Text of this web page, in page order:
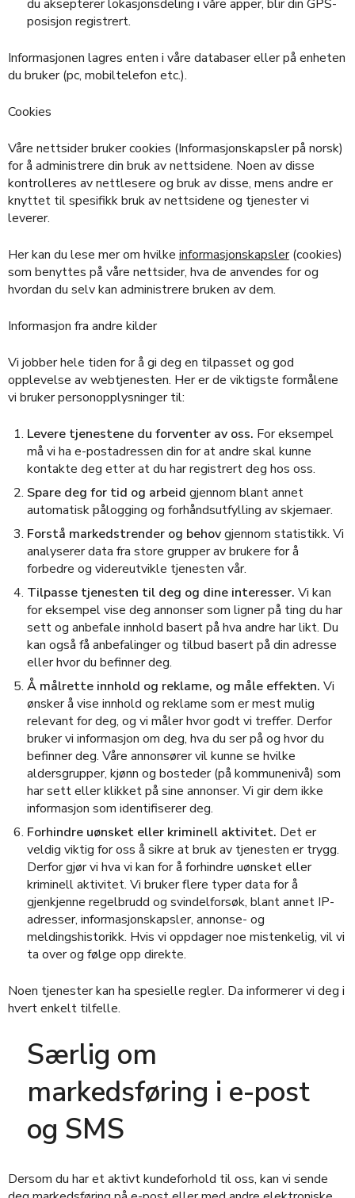
du aksepterer lokasjonsdeling i våre apper, blir din GPS-
posisjon registrert.
Informasjonen lagres enten i våre databaser eller på enheten
du bruker (pc, mobiltelefon etc.).
Cookies
Våre nettsider bruker cookies (Informasjonskapsler på norsk)
for å administrere din bruk av nettsidene. Noen av disse
kontrolleres av nettlesere og bruk av disse, mens andre er
knyttet til spesifikk bruk av nettsidene og tjenester vi
leverer.
Her kan du lese mer om hvilke informasjonskapsler(cookies)
som benyttes på våre nettsider, hva de anvendes for og
hvordan du selv kan administrere bruken av dem.
Informasjon fra andre kilder
Vi jobber hele tiden for å gi deg en tilpasset og god
opplevelse av webtjenesten. Her er de viktigste formålene
vi bruker personopplysninger til:
Levere tjenestene du forventer av oss. For eksempel
må vi ha e-postadressen din for at andre skal kunne
kontakte deg etter at du har registrert deg hos oss.
Spare deg for tid og arbeid gjennom blant annet
automatisk pålogging og forhåndsutfylling av skjemaer.
Forstå markedstrender og behovgjennom statistikk. Vi
analyserer data fra store grupper av brukere for å
forbedre og videreutvikle tjenesten vår.
Tilpasse tjenesten til deg og dine interesser. Vi kan
for eksempel vise deg annonser som ligner på ting du har
sett og anbefale innhold basert på hva andre har likt. Du
kan også få anbefalinger og tilbud basert på din adresse
eller hvor du befinner deg.
Å målrette innhold og reklame, og måle effekten. Vi
ønsker å vise innhold og reklame som er mest mulig
relevant for deg, og vi måler hvor godt vi treffer. Derfor
bruker vi informasjon om deg, hva du ser på og hvor du
befinner deg. Våre annonsører vil kunne se hvilke
aldersgrupper, kjønn og bosteder (på kommunenivå) som
har sett eller klikket på sine annonser. Vi gir dem ikke
informasjon som identifiserer deg.
Forhindre uønsket eller kriminell aktivitet. Det er
veldig viktig for oss å sikre at bruk av tjenesten er trygg.
Derfor gjør vi hva vi kan for å forhindre uønsket eller
kriminell aktivitet. Vi bruker flere typer data for å
gjenkjenne regelbrudd og svindelforsøk, blant annet IP-
adresser, informasjonskapsler, annonse- og
meldingshistorikk. Hvis vi oppdager noe mistenkelig, vil vi
ta over og følge opp direkte.
Noen tjenester kan ha spesielle regler. Da informerer vi deg i
hvert enkelt tilfelle.
Særlig om
markedsføring i e-post
og SMS
Dersom du har et aktivt kundeforhold til oss, kan vi sende